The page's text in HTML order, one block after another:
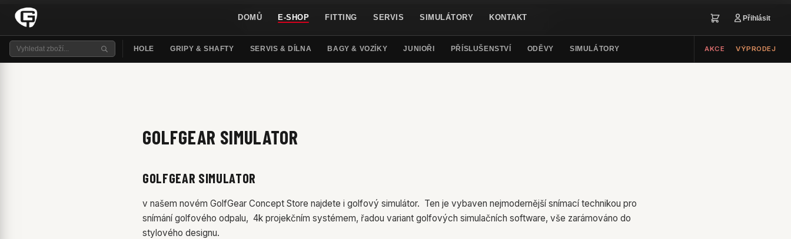
DOMŮ E-SHOP FITTING SERVIS SIMULÁTORY KONTAKT Přihlásit
HOLE GRIPY & SHAFTY SERVIS & DÍLNA BAGY & VOZÍKY JUNIOŘI PŘÍSLUŠENSTVÍ ODĚVY SIMULÁTORY AKCE VÝPRODEJ
Používáme pro fungování e-shopu (přihlášení, košík) aanalytické cookiespro anonymní statistiku návštěvnosti. Více informací v
zásadách ochrany
osobních údajů
Pouze nezbytné Přijmout vše
GOLFGEAR SIMULATOR
GOLFGEAR SIMULATOR
v našem novém GolfGear Concept Store najdete i golfový simulátor. Ten je vybaven nejmodernější snímací technikou pro
snímání golfového odpalu, 4k projekčním systémem, řadou variant golfových simulačních software, vše zarámováno do
stylového designu.